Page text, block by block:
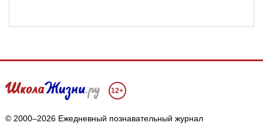
12+
© 2000–2026 Ежедневный познавательный журнал